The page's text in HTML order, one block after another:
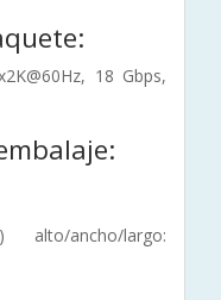
18 Gbps,
ancho/largo: